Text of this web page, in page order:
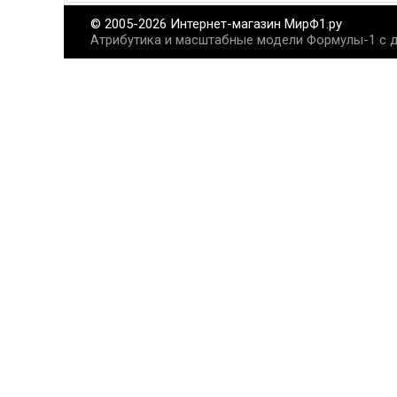
© 2005-2026 Интернет-магазин МирФ1.ру
Атрибутика и масштабные модели Формулы-1 с